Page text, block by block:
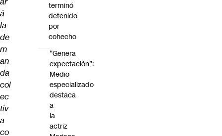
á
la
de
m
an
da
col
ec
tiv
a
co
terminó
detenido
por
cohecho
“Genera
expectación”:
Medio
especializado
destaca
a
la
actriz